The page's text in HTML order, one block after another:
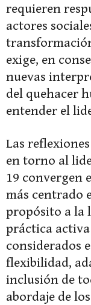
requieren
actores
exige, en
nuevas
del quehacer
entender el
Las
en torno al
19 convergen
más centrado
propósito a la
práctica
considerados
flexibilidad,
inclusión de
abordaje de